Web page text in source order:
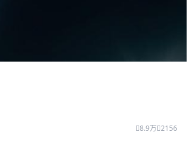
8.9万 2156